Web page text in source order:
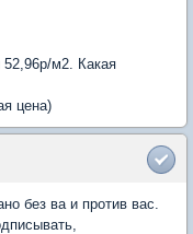
м2. Какая
цена)
без ва и против вас.